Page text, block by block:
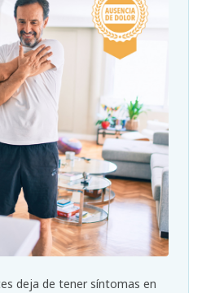
deja de tener síntomas en